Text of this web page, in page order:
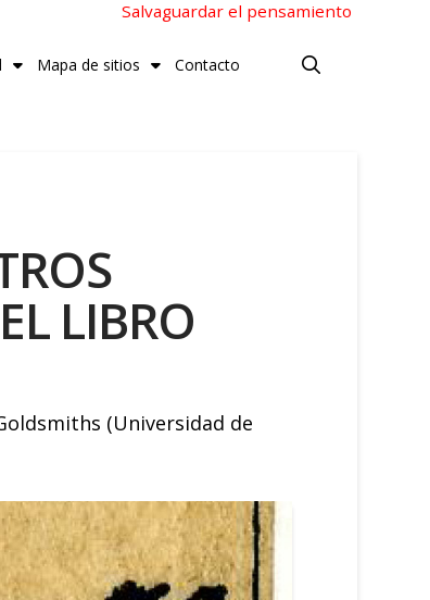
Salvaguardar el pensamiento
Mapa de sitios Contacto
LIBRO
(Universidad de